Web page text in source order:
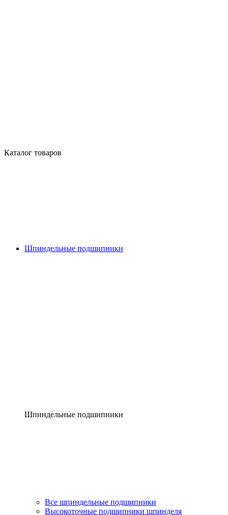
Каталог товаров
Шпиндельные подшипники
Шпиндельные подшипники
Все шпиндельные подшипники
Высокоточные подшипники шпинделя